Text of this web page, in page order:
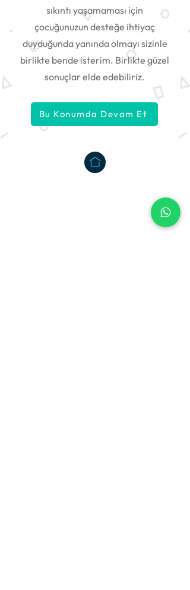
sıkıntı yaşamaması için
çocuğunuzun desteğe ihtiyaç
duyduğunda yanında olmayı sizinle
birlikte bende isterim. Birlikte güzel
sonuçlar elde edebiliriz.
Bu Konumda Devam Et